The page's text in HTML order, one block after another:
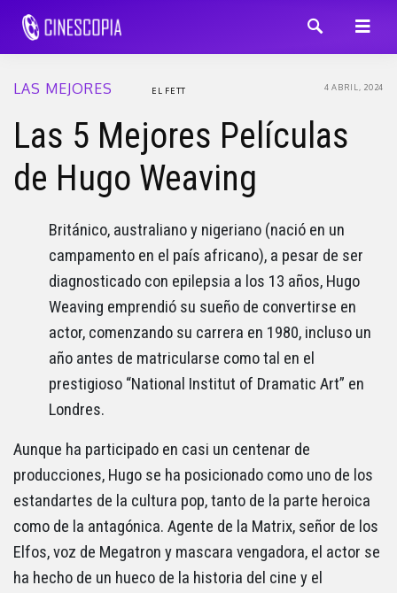
LAS MEJORES 4 ABRIL, 2024
EL FETT
Las 5 Mejores Películas
de Hugo Weaving
Británico, australiano y nigeriano (nació en un
campamento en el país africano), a pesar de ser
diagnosticado con epilepsia a los 13 años, Hugo
Weaving emprendió su sueño de convertirse en
actor, comenzando su carrera en 1980, incluso un
año antes de matricularse como tal en el
prestigioso “National Institut of Dramatic Art” en
Londres.
Aunque ha participado en casi un centenar de
producciones, Hugo se ha posicionado como uno de los
estandartes de la cultura pop, tanto de la parte heroica
como de la antagónica. Agente de la Matrix, señor de los
Elfos, voz de Megatron y mascara vengadora, el actor se
ha hecho de un hueco de la historia del cine y el